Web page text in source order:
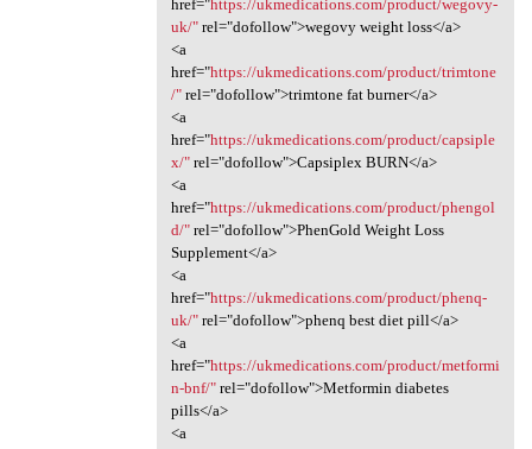
href="https://ukmedications.com/product/wegovy-
uk/"rel="dofollow">wegovy weight loss</a>
<a
href="https://ukmedications.com/product/trimtone
/"rel="dofollow">trimtone fat burner</a>
<a
href="https://ukmedications.com/product/capsiple
x/"rel="dofollow">Capsiplex BURN</a>
<a
href="https://ukmedications.com/product/phengol
d/"rel="dofollow">PhenGold Weight Loss
Supplement</a>
<a
href="https://ukmedications.com/product/phenq-
uk/"rel="dofollow">phenq best diet pill</a>
<a
href="https://ukmedications.com/product/metformi
n-bnf/"rel="dofollow">Metformin diabetes
pills</a>
<a